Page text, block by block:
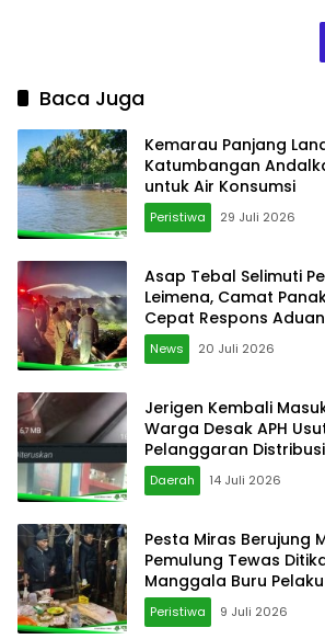
Baca Juga
Kemarau Panjang
Katumbangan
untuk Air Konsumsi
Peristiwa 29 Juli 2026
Asap Tebal Selimuti
Leimena, Camat
Cepat Respons
News 20 Juli 2026
Jerigen Kembali
Warga Desak APH
Pelanggaran Distribusi
Daerah 14 Juli 2026
Pesta Miras Berujung
Pemulung Tewas
Manggala Buru Pelaku
Peristiwa 9 Juli 2026